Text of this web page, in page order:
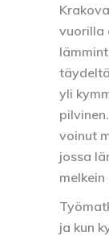
vuorilla
yli
voinut
jossa
ja kun